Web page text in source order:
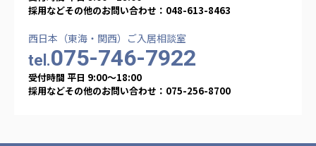
採用などその他のお問い合わせ：048-613-8463
西日本（東海・関西）ご入居相談室
tel.075-746-7922
受付時間 平日 9:00〜18:00
採用などその他のお問い合わせ：075-256-8700